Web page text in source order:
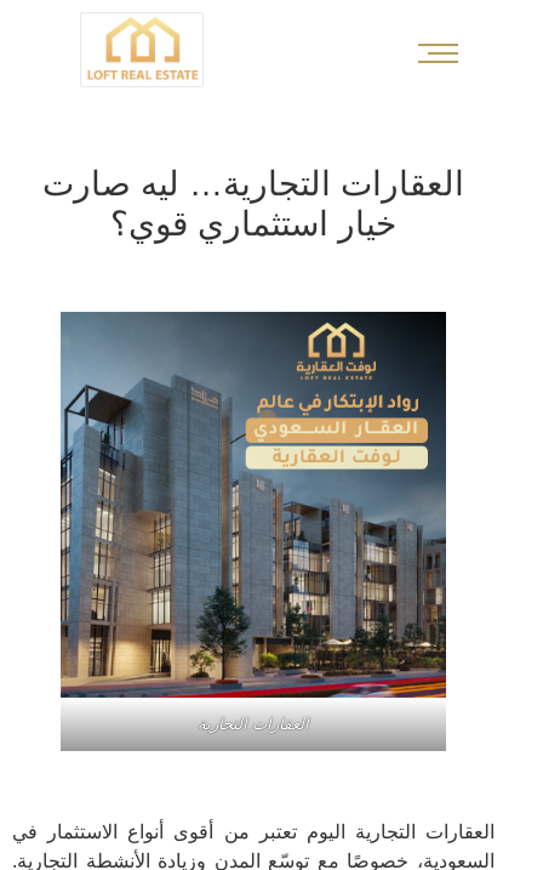
العقارات التجارية… ليه صارت
خيار استثماري قوي؟
العقارات التجارية
العقارات التجارية اليوم تعتبر من أقوى أنواع الاستثمار في
السعودية، خصوصًا مع توسّع المدن وزيادة الأنشطة التجارية.